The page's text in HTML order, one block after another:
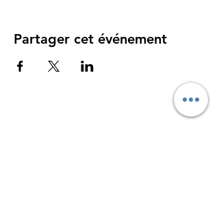
Partager cet événement